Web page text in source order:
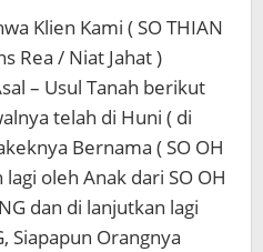
Klien Kami ( SO THIAN
Rea / Niat Jahat )
– Usul Tanah berikut
telah di Huni ( di
Bernama ( SO OH
oleh Anak dari SO OH
dan di lanjutkan lagi
Siapapun Orangnya